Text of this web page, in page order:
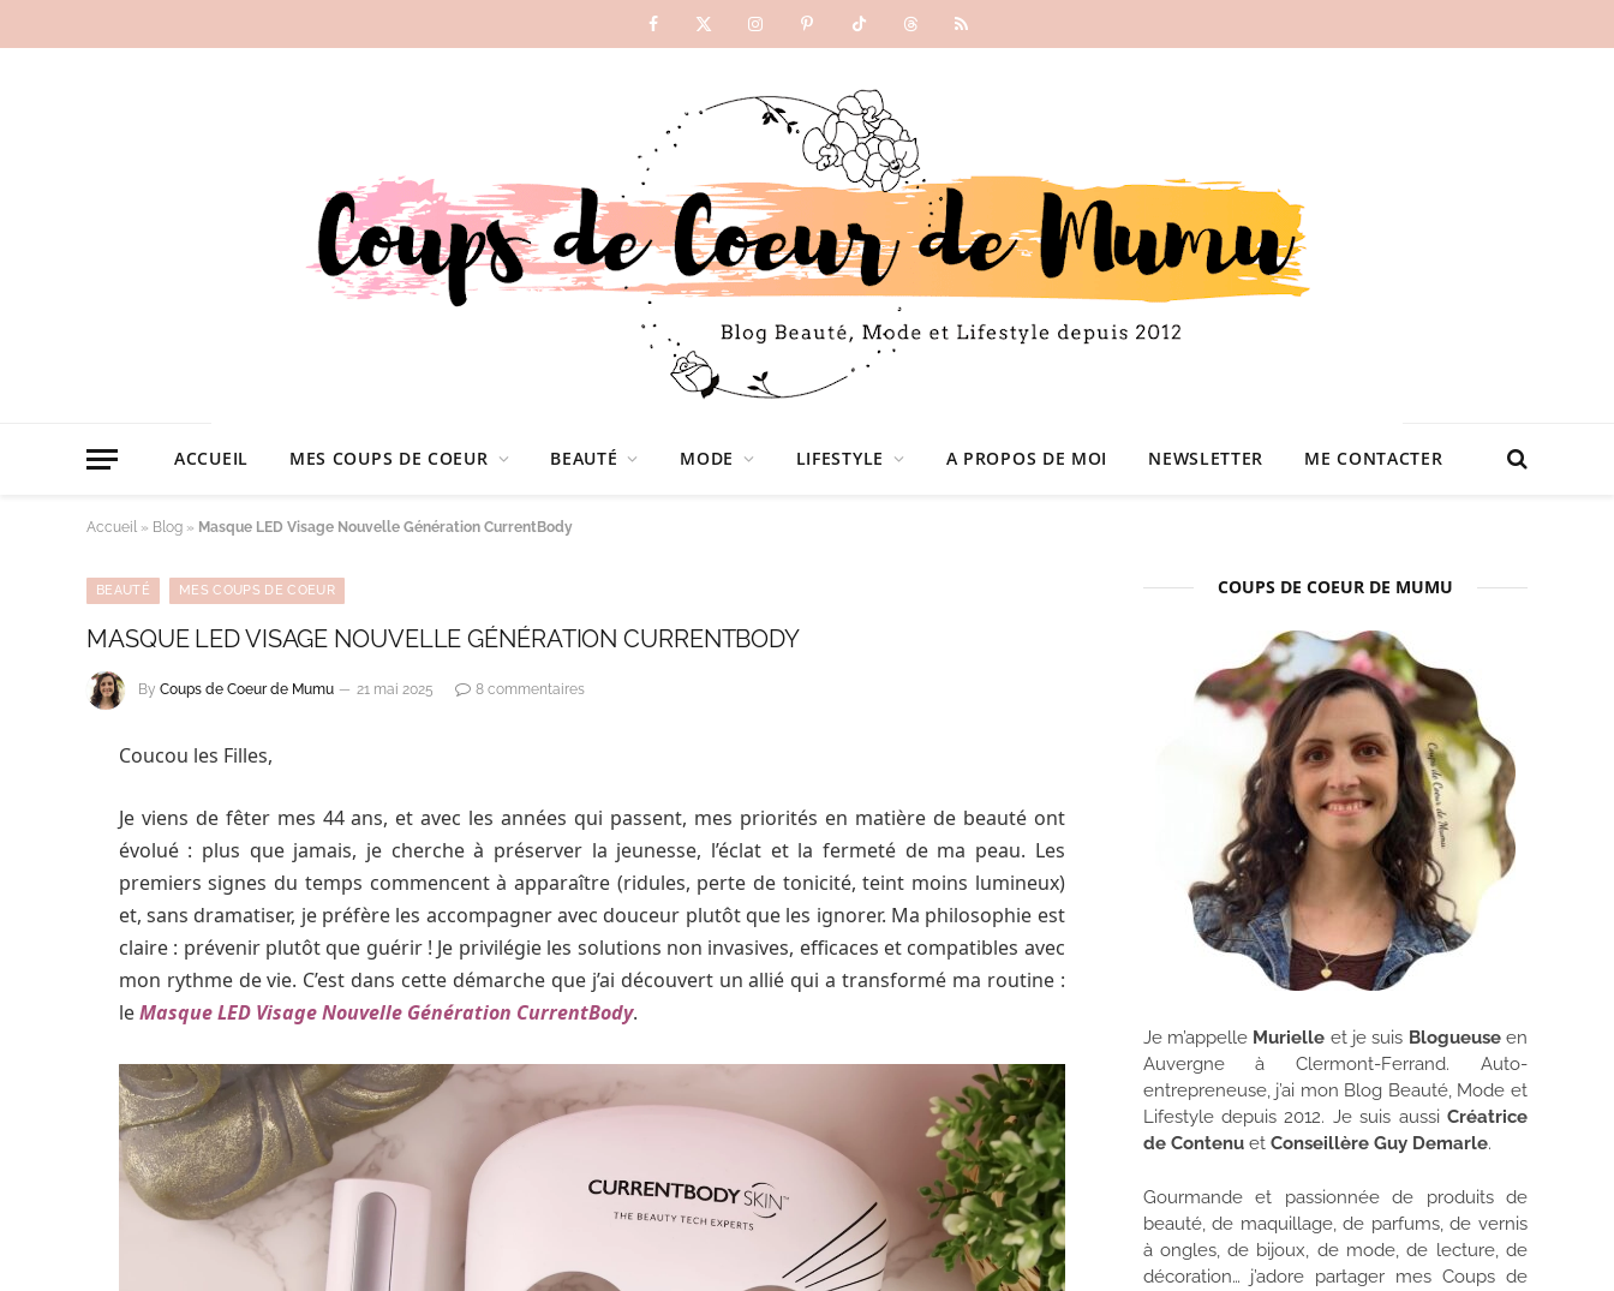
Facebook
X
InstagramPinterestTikTokThreadsRSS
ACCUEIL MES COUPS DE COEUR BEAUTÉ MODE LIFESTYLE A PROPOS DE MOI NEWSLETTER ME CONTACTER
Accueil » Blog » Masque LED Visage Nouvelle Génération CurrentBody
BEAUTÉ MES COUPS DE COEUR
MASQUE LED VISAGE NOUVELLE GÉNÉRATION CURRENTBODY
By Coups de Coeur de Mumu 21 mai 2025 8 commentaires
Coucou les Filles,
Je viens de fêter mes 44 ans, et avec les années qui passent, mes priorités en matière de beauté ont
évolué : plus que jamais, je cherche à préserver la jeunesse, l’éclat et la fermeté de ma peau. Les
premiers signes du temps commencent à apparaître (ridules, perte de tonicité, teint moins lumineux)
et, sans dramatiser, je préfère les accompagner avec douceur plutôt que les ignorer. Ma philosophie est
claire : prévenir plutôt que guérir ! Je privilégie les solutions non invasives, efficaces et compatibles avec
mon rythme de vie. C’est dans cette démarche que j’ai découvert un allié qui a transformé ma routine :
leMasque LED Visage Nouvelle Génération CurrentBody.
COUPS DE COEUR DE MUMU
Je m’appelle Murielle et je suis Blogueuseen
Auvergne à Clermont-Ferrand. Auto-
entrepreneuse, j’ai mon Blog Beauté, Mode et
Lifestyle depuis 2012. Je suis aussi Créatrice
de Contenuet Conseillère Guy Demarle.
Gourmande et passionnée de produits de
beauté, de maquillage, de parfums, de vernis
à ongles, de bijoux, de mode, de lecture, de
décoration… j’adore partager mes Coups de